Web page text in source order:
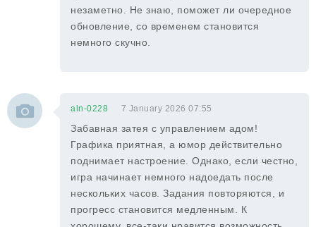
незаметно. Не знаю, поможет ли очередное
обновление, со временем становится
немного скучно.
aln-0228 7 January 2026 07:55
Забавная затея с управлением адом!
Графика приятная, а юмор действительно
поднимает настроение. Однако, если честно,
игра начинает немного надоедать после
нескольких часов. Задания повторяются, и
прогресс становится медленным. К